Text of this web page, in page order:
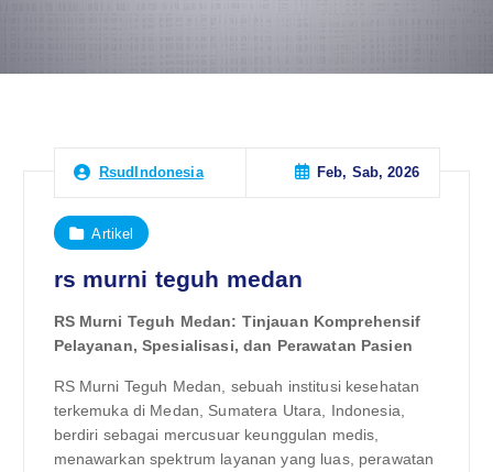
RsudIndonesia Feb, Sab, 2026
Artikel
rs murni teguh medan
RS Murni Teguh Medan: Tinjauan Komprehensif
Pelayanan, Spesialisasi, dan Perawatan Pasien
RS Murni Teguh Medan, sebuah institusi kesehatan
terkemuka di Medan, Sumatera Utara, Indonesia,
berdiri sebagai mercusuar keunggulan medis,
menawarkan spektrum layanan yang luas, perawatan